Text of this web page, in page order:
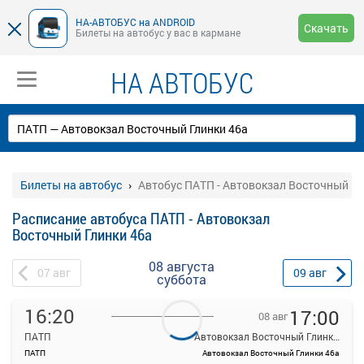
НА-АВТОБУС на ANDROID
Билеты на автобус у вас в кармане
Скачать
НА АВТОБУС
Билеты на автобус Автобус ПАТП - Автовокзал Восточный
Расписание автобуса ПАТП - Автовокзал
Восточный Глинки 46а
07 авг 08 августа
суббота 09 авг
16:20
ПАТП
ПАТП
08 авг 17:00
Автовокзал Восточный Глинки 46а
Автовокзал Восточный Глинки 46а